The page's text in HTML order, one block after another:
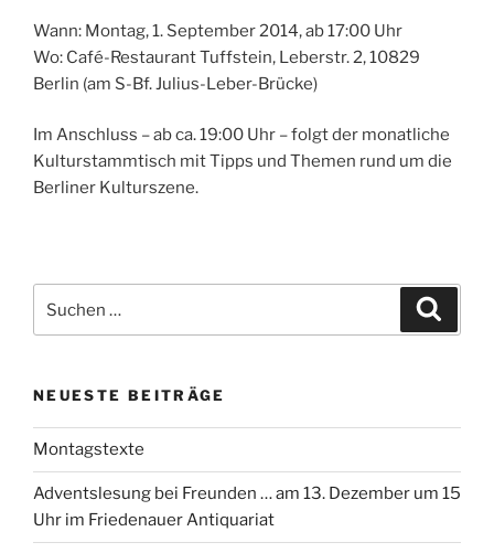
Wann: Montag, 1. September 2014, ab 17:00 Uhr
Wo: Café-Restaurant Tuffstein, Leberstr. 2, 10829
Berlin (am S-Bf. Julius-Leber-Brücke)
Im Anschluss – ab ca. 19:00 Uhr – folgt der monatliche
Kulturstammtisch mit Tipps und Themen rund um die
Berliner Kulturszene.
nach:
NEUESTE BEITRÄGE
Montagstexte
Adventslesung bei Freunden … am 13. Dezember um 15
Uhr im Friedenauer Antiquariat